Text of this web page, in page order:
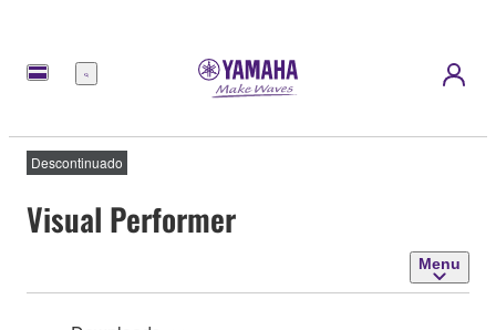
Menu
Descontinuado
Visual Performer
Menu